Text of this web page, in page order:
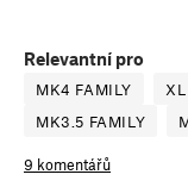
Relevantní pro
MK4 FAMILY
MK3.5 FAMILY
9 komentářů